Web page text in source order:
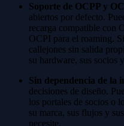
Soporte de OCPP y
abiertos por defecto.
recarga compatible con
OCPI para el roaming.
callejones sin salida
su hardware, sus socios
Sin dependencia de la
decisiones de diseño.
los portales de socios o
su marca, sus flujos y
necesite.